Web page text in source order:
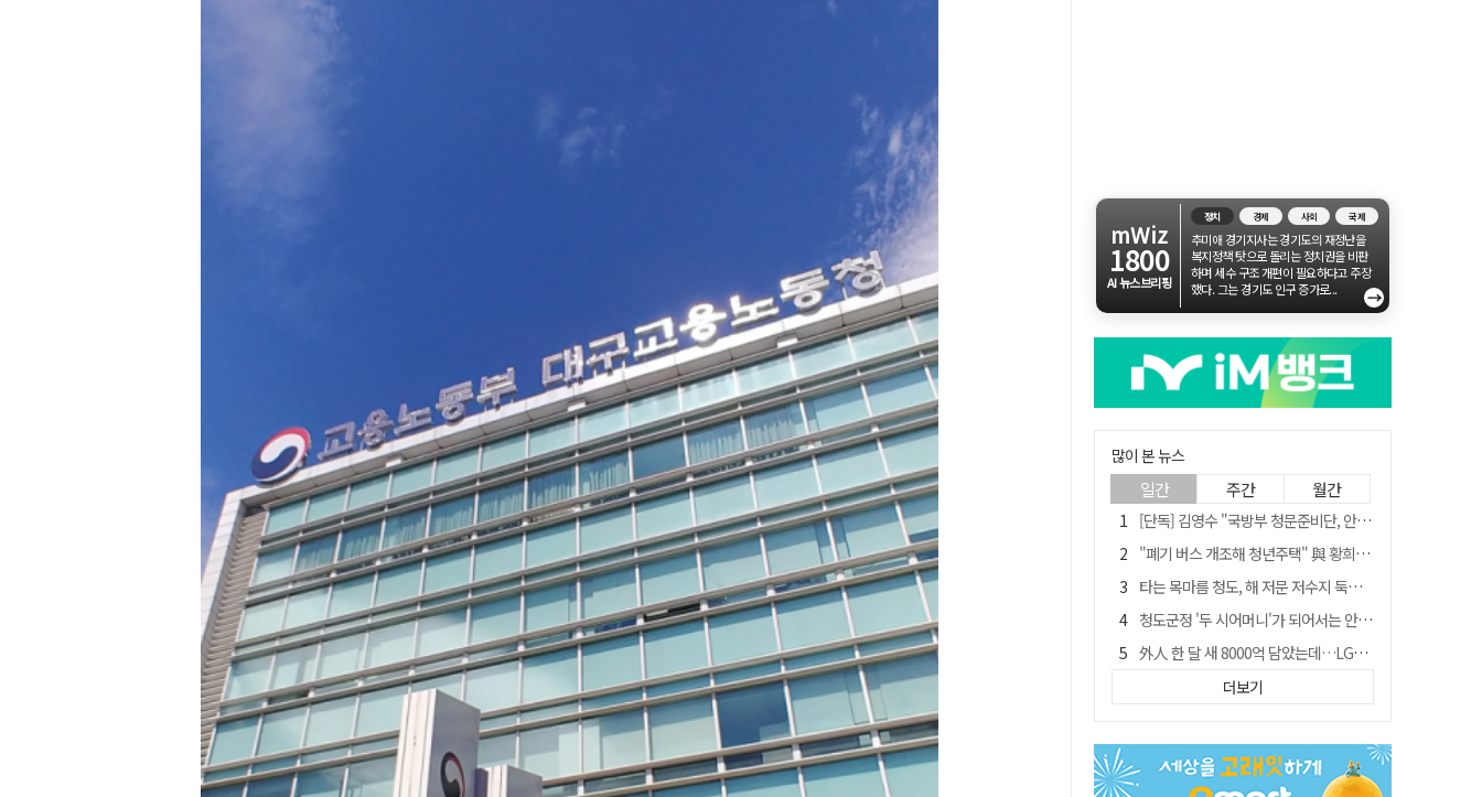
mWiz
1800
AI 뉴스브리핑
정치 경제 사회 국제
추미애 경기지사는 경기도의 재정난을
복지정책 탓으로 돌리는 정치권을 비판
하며 세수 구조 개편이 필요하다고 주장
했다. 그는 경기도 인구 증가로...
→
많이 본 뉴스
일간 주간 월간
[단독] 김영수 "국방부 청문준비단, 안규백 탈영 알고있었다"
"폐기 버스 개조해 청년주택" 與 황희…'딸 학비는 年 4200만원'
타는 목마름 청도, 해 저문 저수지 둑에 군수가 서 있었다
청도군정 '두 시어머니'가 되어서는 안된다
外人 한 달 새 8000억 담았는데…LG이노텍 목표주가는 왜 엇갈릴까
임시휴업 들어갔던 홈플러스 영주점, 7일 영업 재개…지하 1층만 운영
SK하이닉스, 주당 375원 분기 배당 공시…"3분기 중 주주환원 방안 확정"
이의준 전 경북도 새마을봉사과장, 제28대 울릉군 부군수 취임
더보기